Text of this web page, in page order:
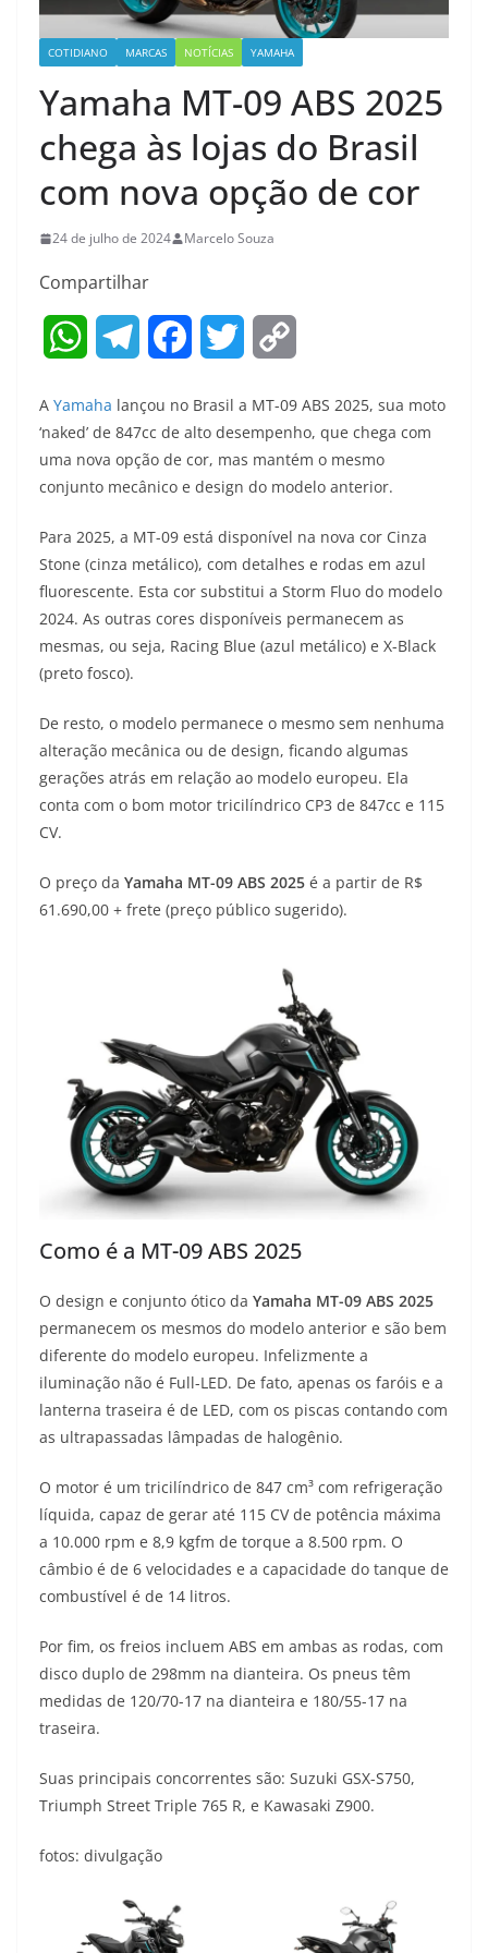
COTIDIANO MARCAS NOTÍCIAS YAMAHA
Yamaha MT-09 ABS 2025
chega às lojas do Brasil
com nova opção de cor
24 de julho de 2024 Marcelo Souza
Compartilhar
W
a
t
A
p
p
l
e
a
m
c
e
o
o
k
i
t
e
r
p
y
n
k
A Yamaha lançou no Brasil a MT-09 ABS 2025, sua moto
‘naked’ de 847cc de alto desempenho, que chega com
uma nova opção de cor, mas mantém o mesmo
conjunto mecânico e design do modelo anterior.
Para 2025, a MT-09 está disponível na nova cor Cinza
Stone (cinza metálico), com detalhes e rodas em azul
fluorescente. Esta cor substitui a Storm Fluo do modelo
2024. As outras cores disponíveis permanecem as
mesmas, ou seja, Racing Blue (azul metálico) e X-Black
(preto fosco).
De resto, o modelo permanece o mesmo sem nenhuma
alteração mecânica ou de design, ficando algumas
gerações atrás em relação ao modelo europeu. Ela
conta com o bom motor tricilíndrico CP3 de 847cc e 115
CV.
O preço da Yamaha MT-09 ABS 2025 é a partir de R$
61.690,00 + frete (preço público sugerido).
Como é a MT-09 ABS 2025
O design e conjunto ótico da Yamaha MT-09 ABS 2025
permanecem os mesmos do modelo anterior e são bem
diferente do modelo europeu. Infelizmente a
iluminação não é Full-LED. De fato, apenas os faróis e a
lanterna traseira é de LED, com os piscas contando com
as ultrapassadas lâmpadas de halogênio.
O motor é um tricilíndrico de 847 cm³ com refrigeração
líquida, capaz de gerar até 115 CV de potência máxima
a 10.000 rpm e 8,9 kgfm de torque a 8.500 rpm. O
câmbio é de 6 velocidades e a capacidade do tanque de
combustível é de 14 litros.
Por fim, os freios incluem ABS em ambas as rodas, com
disco duplo de 298mm na dianteira. Os pneus têm
medidas de 120/70-17 na dianteira e 180/55-17 na
traseira.
Suas principais concorrentes são: Suzuki GSX-S750,
Triumph Street Triple 765 R, e Kawasaki Z900.
fotos: divulgação